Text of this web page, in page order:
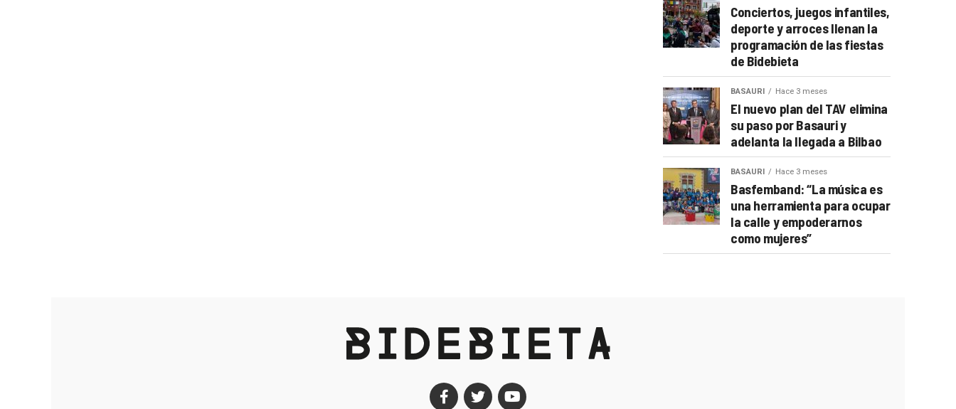
Conciertos, juegos infantiles,
deporte y arroces llenan la
programación de las fiestas
de Bidebieta
BASAURI Hace 3 meses
El nuevo plan del TAV elimina
su paso por Basauri y
adelanta la llegada a Bilbao
BASAURI Hace 3 meses
Basfemband: “La música es
una herramienta para ocupar
la calle y empoderarnos
como mujeres”